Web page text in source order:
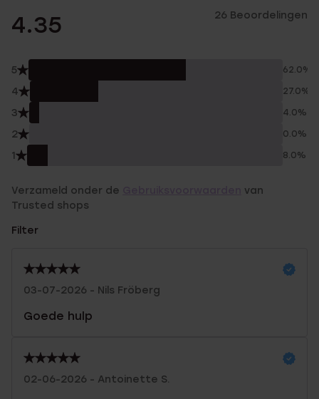
4.35 26 Beoordelingen
5 62.0%
4 27.0%
3 4.0%
2 0.0%
1 8.0%
Verzameld onder de
van
Trusted shops
Filter
03-07-2026 - Nils Fröberg
Goede hulp
02-06-2026 - Antoinette S.